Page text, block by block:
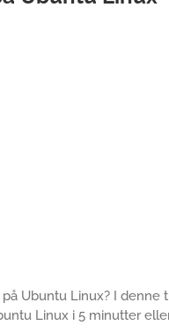
Ubuntu Linux? I
Linux i 5 minutter